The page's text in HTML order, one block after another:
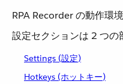
RPA Recorder の動作環
設定セクションは 2 つの
Settings (設定)
Hotkeys (ホットキー)